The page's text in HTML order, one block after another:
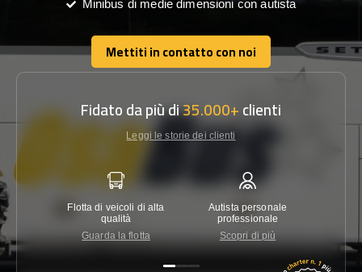
Minibus di medie dimensioni con autista
Mettiti in contatto con noi
Mettiti in contatto con noi
Fidato da più di35.000+clienti
Leggi le storie dei clienti
Flotta di veicoli di alta
qualità
Guarda la flotta
Autista personale
professionale
Scopri di più